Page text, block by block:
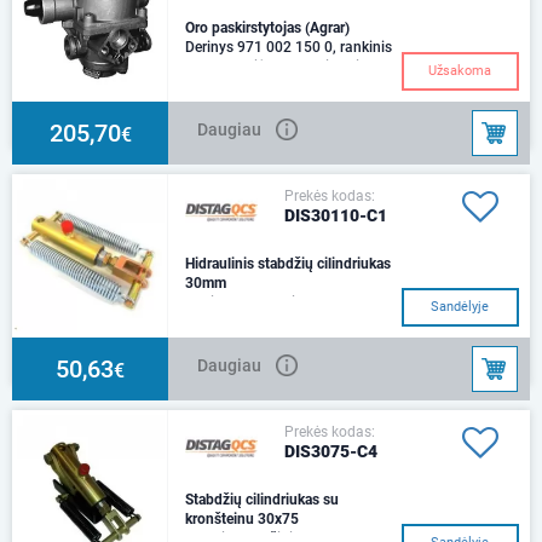
Oro paskirstytojas (Agrar)
Derinys 971 002 150 0, rankinis
stabdymo jėgos reguliatorius
vožtuvas 963
Užsakoma
205,70€ Daugiau
Prekės kodas:
DIS30110-C1
Hidraulinis stabdžių cilindriukas
30mm
Dydis: d30Smūgis: 75
d14,5Patikimumas 100 Bar:
7,070N3/8 BSF (FM)
Sandėlyje
50,63€ Daugiau
Prekės kodas:
DIS3075-C4
Stabdžių cilindriukas su
kronšteinu 30x75
Su dviem grąžinimo